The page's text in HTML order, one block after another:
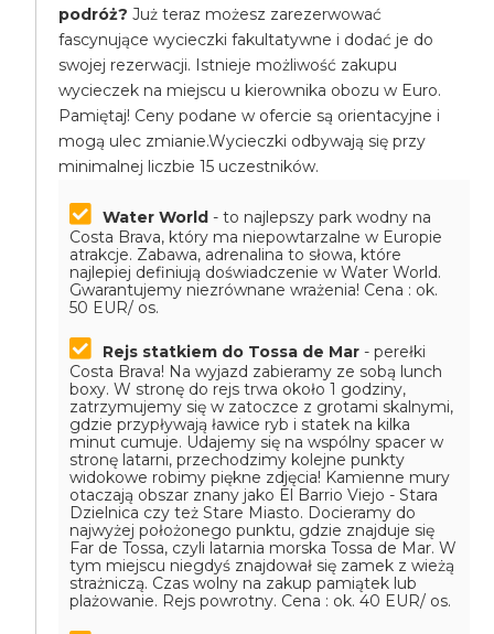
podróż?Już teraz możesz zarezerwować
fascynujące wycieczki fakultatywne i dodać je do
swojej rezerwacji. Istnieje możliwość zakupu
wycieczek na miejscu u kierownika obozu w Euro.
Pamiętaj! Ceny podane w ofercie są orientacyjne i
mogą ulec zmianie.Wycieczki odbywają się przy
minimalnej liczbie 15 uczestników.
Water World - to najlepszy park wodny na
Costa Brava, który ma niepowtarzalne w Europie
atrakcje. Zabawa, adrenalina to słowa, które
najlepiej definiują doświadczenie w Water World.
Gwarantujemy niezrównane wrażenia! Cena : ok.
50 EUR/ os.
Rejs statkiem do Tossa de Mar - perełki
Costa Brava! Na wyjazd zabieramy ze sobą lunch
boxy. W stronę do rejs trwa około 1 godziny,
zatrzymujemy się w zatoczce z grotami skalnymi,
gdzie przypływają ławice ryb i statek na kilka
minut cumuje. Udajemy się na wspólny spacer w
stronę latarni, przechodzimy kolejne punkty
widokowe robimy piękne zdjęcia! Kamienne mury
otaczają obszar znany jako El Barrio Viejo - Stara
Dzielnica czy też Stare Miasto. Docieramy do
najwyżej położonego punktu, gdzie znajduje się
Far de Tossa, czyli latarnia morska Tossa de Mar. W
tym miejscu niegdyś znajdował się zamek z wieżą
strażniczą. Czas wolny na zakup pamiątek lub
plażowanie. Rejs powrotny. Cena : ok. 40 EUR/ os.